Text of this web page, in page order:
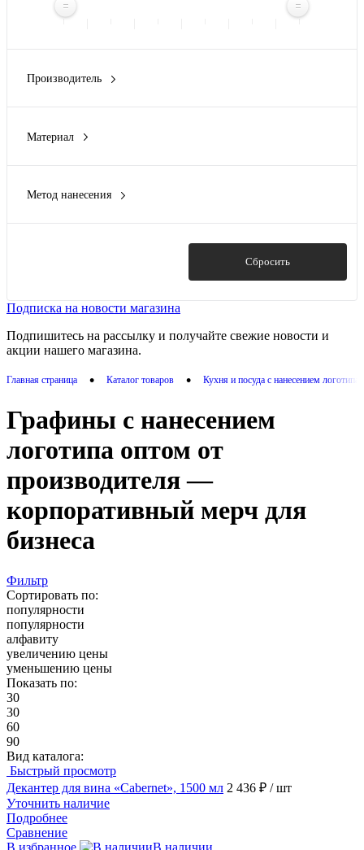
Производитель
Originalhome
Материал
боросиликатное стекло, пробка
Метод нанесения
Трафаретная печать круговая
Цифровая печать(1)
Сбросить
Подписка на новости магазина
Подпишитесь на рассылку и получайте свежие новости и
акции нашего магазина.
Главная страница • Каталог товаров • Кухня и посуда с нанесением
Графины с нанесением
логотипа оптом от
производителя —
корпоративный мерч для
бизнеса
Фильтр
Сортировать по:
популярности
популярности
алфавиту
увеличению цены
уменьшению цены
Показать по:
30
30
60
90
Вид каталога:
Быстрый просмотр
Декантер для вина «Cabernet», 1500 мл 2 436 ₽ / шт
Уточнить наличие
Подробнее
Сравнение
В избранное
В наличии